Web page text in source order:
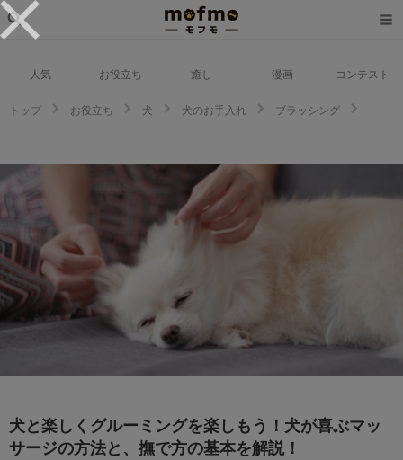
人気 お役立ち 癒し 漫画 コンテスト
トップ お役立ち 犬 犬のお手入れ
ブラッシング
犬と楽しくグルーミングを楽しもう！犬が喜ぶマッ
サージの方法と、撫で方の基本を解説！